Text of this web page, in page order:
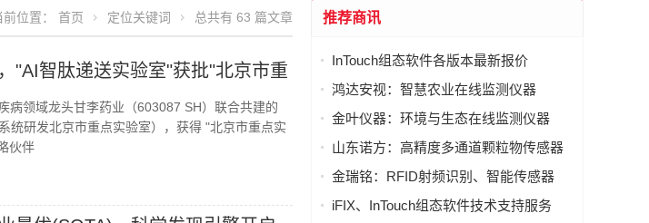
前位置： 首页 定位关键词 总共有 63 篇文章
"AI智肽递送实验室"获批"北京市重
病领域龙头甘李药业（603087 SH）联合共建的
统研发北京市重点实验室），获得 "北京市重点实
伙伴
推荐商讯
InTouch组态软件各版本最新报价
鸿达安视：智慧农业在线监测仪器
金叶仪器：环境与生态在线监测仪器
山东诺方：高精度多通道颗粒物传感器
金瑞铭：RFID射频识别、智能传感器
iFIX、InTouch组态软件技术支持服务